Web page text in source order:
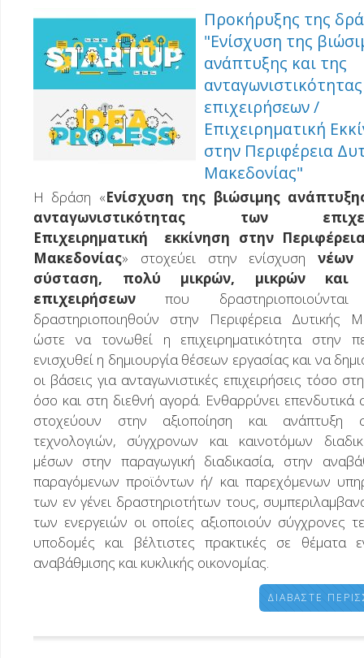
Προκήρυξης της
"Ενίσχυση της
ανάπτυξης και της
επιχειρήσεων /
Επιχειρηματική
στην Περιφέρεια
Μακεδονίας"
Η δράση «Ενίσχυση της βιώσιμης
ανταγωνιστικότητας των
Επιχειρηματική εκκίνηση στην
Μακεδονίας» στοχεύει στην ενίσχυσηνέων
σύσταση, πολύ μικρών, μικρών και
επιχειρήσεων που
δραστηριοποιηθούν στην Περιφέρεια Δυτικής
ώστε να τονωθεί η επιχειρηματικότητα στην
ενισχυθεί η δημιουργία θέσεων εργασίας και να
οι βάσεις για ανταγωνιστικές επιχειρήσεις τόσο
όσο και στη διεθνή αγορά. Ενθαρρύνει επενδυτικά
στοχεύουν στην αξιοποίηση και ανάπτυξη
τεχνολογιών, σύγχρονων και καινοτόμων
μέσων στην παραγωγική διαδικασία, στην
παραγόμενων προϊόντων ή/ και παρεχόμενων
των εν γένει δραστηριοτήτων τους,
των ενεργειών οι οποίες αξιοποιούν σύγχρονες
υποδομές και βέλτιστες πρακτικές σε θέματα
αναβάθμισης και κυκλικής οικονομίας.
ΔΙΑΒΆΣΤΕ